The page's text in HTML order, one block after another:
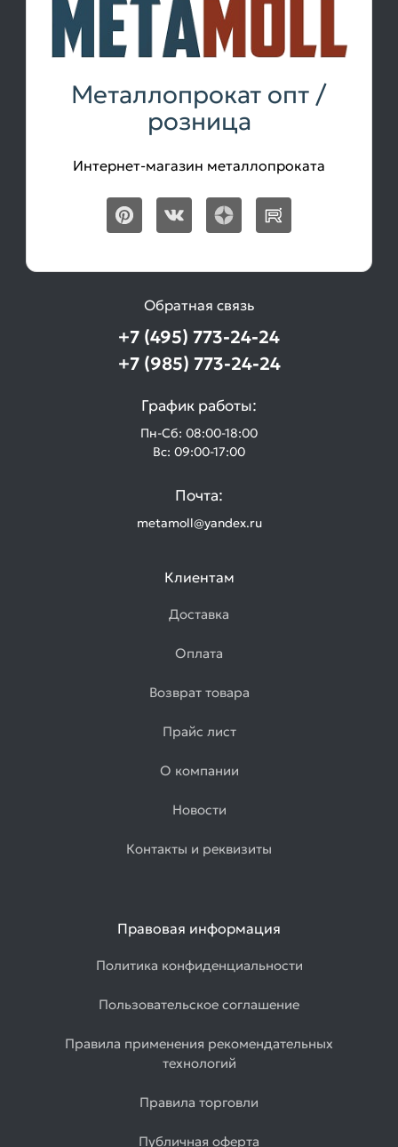
Металлопрокат опт /
розница
Интернет-магазин металлопроката
Обратная связь
+7 (495) 773-24-24
+7 (985) 773-24-24
График работы:
Пн-Сб: 08:00-18:00
Вс: 09:00-17:00
Почта:
metamoll@yandex.ru
Клиентам
Доставка
Оплата
Возврат товара
Прайс лист
О компании
Новости
Контакты и реквизиты
Правовая информация
Политика конфиденциальности
Пользовательское соглашение
Правила применения рекомендательных
технологий
Правила торговли
Публичная оферта